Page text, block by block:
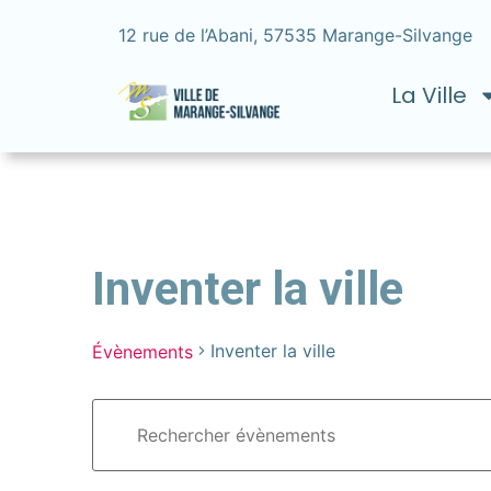
12 rue de l’Abani, 57535 Marange-Silvange
La Ville
Inventer la ville
Évènements Inventer la ville
Rechercher